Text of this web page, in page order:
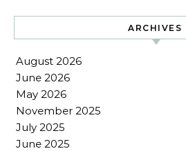
ARCHIVES
August 2026
June 2026
May 2026
November 2025
July 2025
June 2025